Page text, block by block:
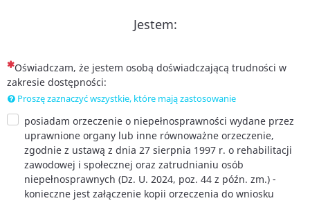
Jestem:
(To pytanie jest wymagane)
Oświadczam, że jestem osobą doświadczającą trudności w
zakresie dostępności:
Proszę zaznaczyć wszystkie, które mają zastosowanie
posiadam orzeczenie o niepełnosprawności wydane przez
uprawnione organy lub inne równoważne orzeczenie,
zgodnie z ustawą z dnia 27 sierpnia 1997 r. o rehabilitacji
zawodowej i społecznej oraz zatrudnianiu osób
niepełnosprawnych (Dz. U. 2024, poz. 44 z późn. zm.) -
konieczne jest załączenie kopii orzeczenia do wniosku